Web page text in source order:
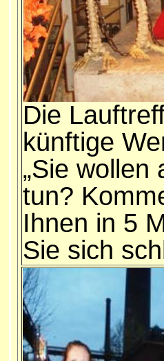
Die
künftige
„Sie
tun?
Ihnen in 5
Sie sich